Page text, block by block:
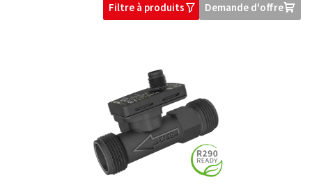
Filtre à produitsO Demande d'offreU